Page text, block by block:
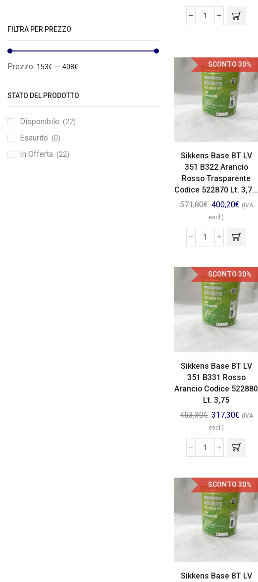
SCONTO 30%
Sikkens Base BT LV
351 B322 Arancio
Rosso Trasparente
Codice 522870 Lt. 3,7...
571,80€ 400,20€ (IVA
escl.)
SCONTO 30%
Sikkens Base BT LV
351 B331 Rosso
Arancio Codice 522880
Lt. 3,75
453,30€ 317,30€ (IVA
escl.)
SCONTO 30%
Sikkens Base BT LV
FILTRA PER PREZZO
Prezzo: 153€ — 408€
STATO DEL PRODOTTO
Disponibile (22)
Esaurito (0)
In Offerta (22)